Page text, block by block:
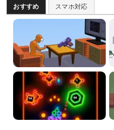
おすすめ スマホ対応